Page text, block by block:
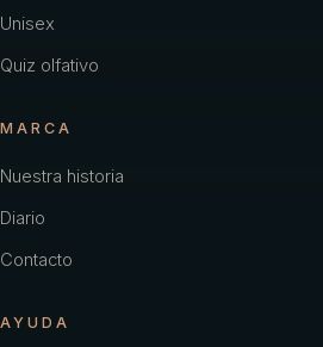
Unisex
Quiz olfativo
MARCA
Nuestra historia
Diario
Contacto
AYUDA